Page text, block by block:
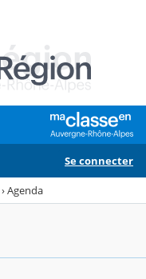
Se connecter
›Agenda